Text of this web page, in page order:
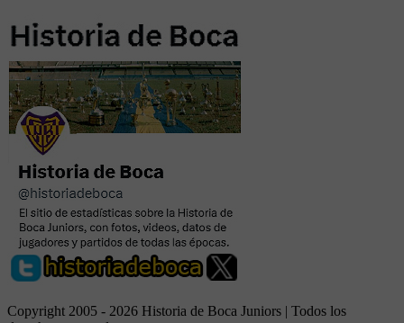
Copyright 2005 - 2026 Historia de Boca Juniors | Todos los